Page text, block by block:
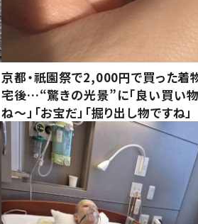
京都・祇園祭で2,000円で買った
宅後…“驚きの光景”に「良い買い
ね～」「お宝だ」「掘り出し物ですね」